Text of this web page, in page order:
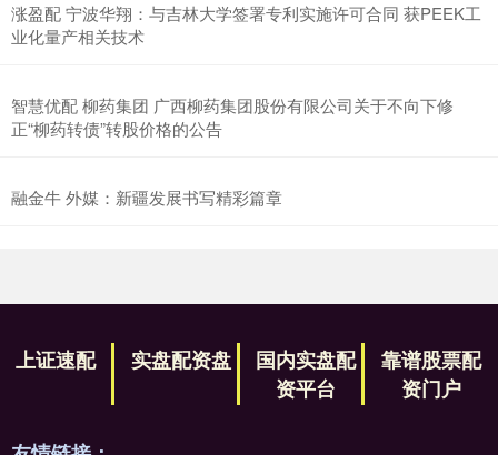
涨盈配 宁波华翔：与吉林大学签署专利实施许可合同 获PEEK工
业化量产相关技术
智慧优配 柳药集团 广西柳药集团股份有限公司关于不向下修
正“柳药转债”转股价格的公告
融金牛 外媒：新疆发展书写精彩篇章
上证速配 实盘配资盘
国内实盘配
资平台
靠谱股票配
资门户